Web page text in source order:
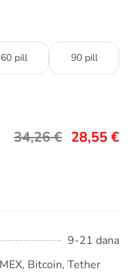
60 pill 90 pill
34,26€ 28,55€
9-21 dana
Bitcoin, Tether